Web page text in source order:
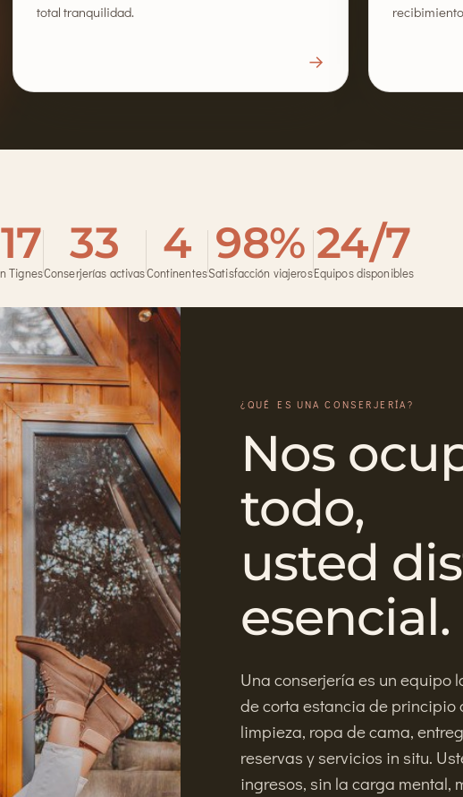
total tranquilidad.
→
Tignes
33
Conserjerías activas
4
Continentes
98%
Satisfacción viajeros
24/7
Equipos disponibles
¿QUÉ ES UNA CONSERJERÍA?
Nos
todo,
usted
esencial.
Una conserjería es un equipo
de corta estancia de principio
limpieza, ropa de cama,
reservas y servicios in situ.
ingresos, sin la carga mental,